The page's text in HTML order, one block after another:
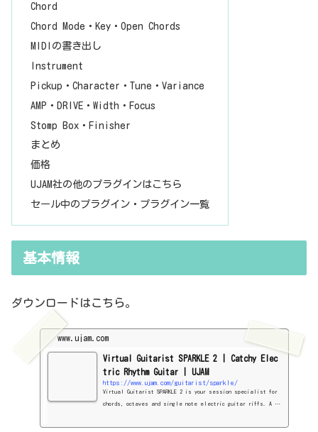
Chord
Chord Mode・Key・Open Chords
MIDIの書き出し
Instrument
Pickup・Character・Tune・Variance
AMP・DRIVE・Width・Focus
Stomp Box・Finisher
まとめ
価格
UJAM社の他のプラグインはこちら
セール中のプラグイン・プラグイン一覧
基本情報
ダウンロードはこちら。
www.ujam.com
Virtual Guitarist SPARKLE 2 | Catchy Elec
tric Rhythm Guitar | UJAM
https://www.ujam.com/guitarist/sparkle/
Virtual Guitarist SPARKLE 2 is your session specialist for
chords, octaves and single note electric guitar riffs. A tr
your songs with just the right amount of swagger and style.